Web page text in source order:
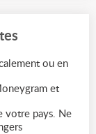
ou en
et
votre pays. Ne